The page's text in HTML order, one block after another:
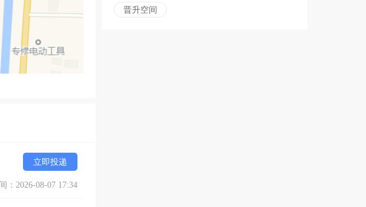
立即投递
：2026-08-07 17:34
晋升空间